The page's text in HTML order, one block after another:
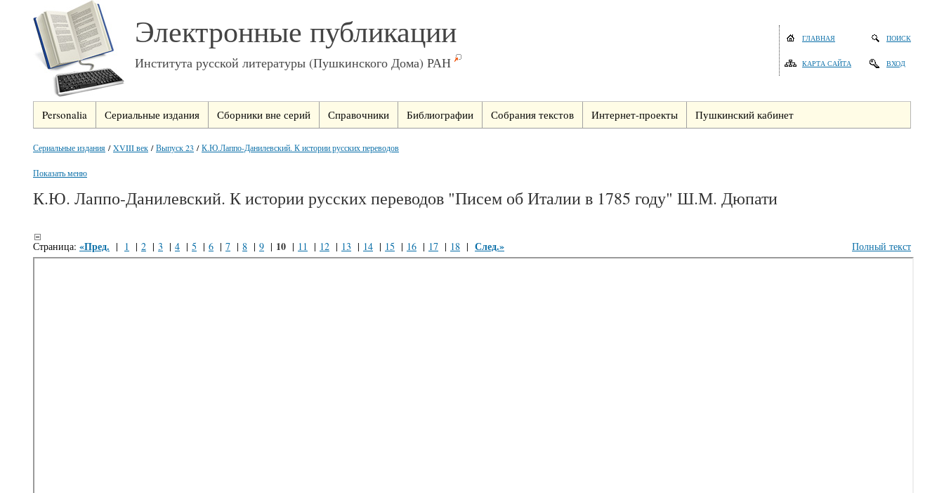
Электронные публикации
Института русской литературы (Пушкинского Дома) РАН
ГЛАВНАЯ
КАРТА САЙТА
ПОИСК
ВХОД
Personalia Сериальные издания Сборники вне серий Справочники Библиографии Собрания текстов Интернет-проекты Пушкинский кабинет
Сериальные издания /XVIII век /Выпуск 23 /К.Ю.Лаппо-Данилевский. К истории русских переводов
Показать меню
К.Ю. Лаппо-Данилевский. К истории русских переводов "Писем об Италии в 1785 году" Ш.М. Дюпати
Страница: «Пред. | 1 | 2 | 3 | 4 | 5 | 6 | 7 | 8 | 9 | 10 | 11 | 12 | 13 | 14 | 15 | 16 | 17 | 18 | След.» Полный текст